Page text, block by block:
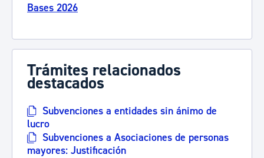
Bases 2026
Trámites relacionados
destacados
Subvenciones a entidades sin ánimo de
lucro
Subvenciones a Asociaciones de personas
mayores: Justificación